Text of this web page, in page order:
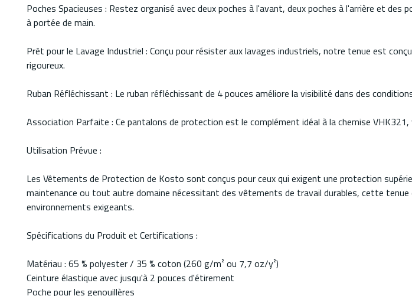
Poches Spacieuses : Restez organisé avec deux poches à l'avant, deux poches à l'arrière et
à portée de main.
Prêt pour le Lavage Industriel : Conçu pour résister aux lavages industriels, notre tenue est
rigoureux.
Ruban Réfléchissant : Le ruban réfléchissant de 4 pouces améliore la visibilité dans des
Association Parfaite : Ce pantalons de protection est le complément idéal à la chemise
Utilisation Prévue :
Les Vêtements de Protection de Kosto sont conçus pour ceux qui exigent une protection
maintenance ou tout autre domaine nécessitant des vêtements de travail durables, cette
environnements exigeants.
Spécifications du Produit et Certifications :
Matériau : 65 % polyester / 35 % coton (260 g/m² ou 7,7 oz/y²)
Ceinture élastique avec jusqu'à 2 pouces d'étirement
Poche pour les genouillères